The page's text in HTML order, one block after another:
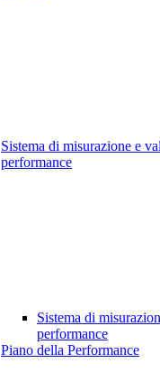
Sistema di misurazione e
performance
Sistema di
performance
Piano della Performance